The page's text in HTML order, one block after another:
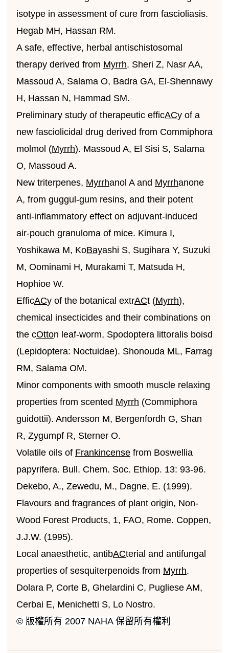
isotype in assessment of cure from fascioliasis.
Hegab MH, Hassan RM.
A safe, effective, herbal antischistosomal
therapy derived from Myrrh. Sheri Z, Nasr AA,
Massoud A, Salama O, Badra GA, El-Shennawy
H, Hassan N, Hammad SM.
Preliminary study of therapeutic efficACy of a
new fasciolicidal drug derived from Commiphora
molmol (Myrrh). Massoud A, El Sisi S, Salama
O, Massoud A.
New triterpenes, Myrrhanol A and Myrrhanone
A, from guggul-gum resins, and their potent
anti-inflammatory effect on adjuvant-induced
air-pouch granuloma of mice. Kimura I,
Yoshikawa M, KoBayashi S, Sugihara Y, Suzuki
M, Oominami H, Murakami T, Matsuda H,
Hophioe W.
EfficACy of the botanical extrACt (Myrrh),
chemical insecticides and their combinations on
the cOtton leaf-worm, Spodoptera littoralis boisd
(Lepidoptera: Noctuidae). Shonouda ML, Farrag
RM, Salama OM.
Minor components with smooth muscle relaxing
properties from scented Myrrh (Commiphora
guidottii). Andersson M, Bergenfordh G, Shan
R, Zygumpf R, Sterner O.
Volatile oils of Frankincense from Boswellia
papyrifera. Bull. Chem. Soc. Ethiop. 13: 93-96.
Dekebo, A., Zewedu, M., Dagne, E. (1999).
Flavours and fragrances of plant origin, Non-
Wood Forest Products, 1, FAO, Rome. Coppen,
J.J.W. (1995).
Local anaesthetic, antibACterial and antifungal
properties of sesquiterpenoids from Myrrh.
Dolara P, Corte B, Ghelardini C, Pugliese AM,
Cerbai E, Menichetti S, Lo Nostro.
© 版權所有 2007 NAHA 保留所有權利